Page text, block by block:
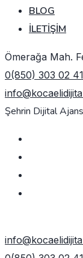
BLOG
İLETIŞIM
Ömerağa Mah.
0(850) 303 02 41
Şehrin Dijital